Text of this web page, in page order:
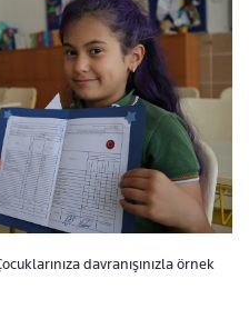
davranışınızla örnek